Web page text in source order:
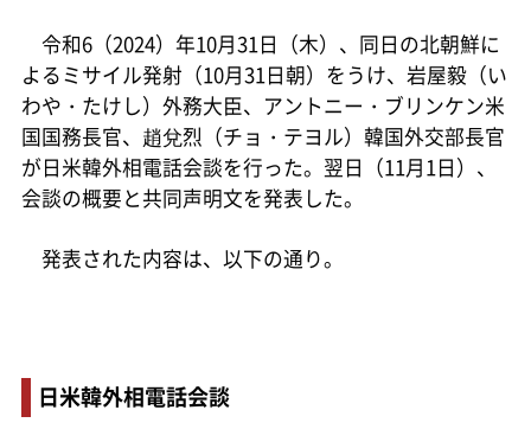
令和6（2024）年10月31日（木）、同日の北朝鮮に
よるミサイル発射（10月31日朝）をうけ、岩屋毅（い
わや・たけし）外務大臣、アントニー・ブリンケン米
国国務長官、趙兌烈（チョ・テヨル）韓国外交部長官
が日米韓外相電話会談を行った。翌日（11月1日）、
会談の概要と共同声明文を発表した。
発表された内容は、以下の通り。
日米韓外相電話会談